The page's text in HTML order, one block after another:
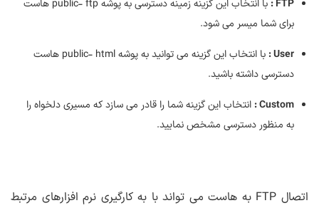
FTP :
با انتخاب این گزینه زمینه دسترسی به پوشه public- ftp هاست
برای شما میسر می شود.
User :
با انتخاب این گزینه می توانید به پوشه public- html هاست
دسترسی داشته باشید.
Custom : انتخاب این گزینه شما را قادر می سازد که مسیری دلخواه را
به منظور دسترسی مشخص نمایید.
اتصال FTP به هاست می تواند با به کارگیری نرم افزارهای مرتبط